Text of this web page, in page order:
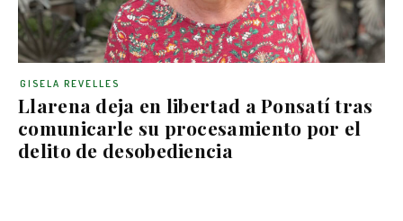
Llarena deja en libertad a Ponsatí tras
comunicarle su procesamiento por el
delito de desobediencia
GISELA REVELLES